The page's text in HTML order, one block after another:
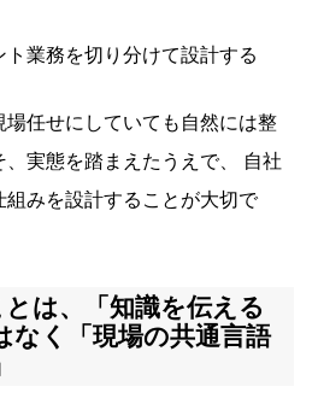
業務を切り分けて設計する
場任せにしていても自然には整
実態を踏まえたうえで、 自社
組みを設計することが大切で
は、「知識を伝える
なく「現場の共通言語